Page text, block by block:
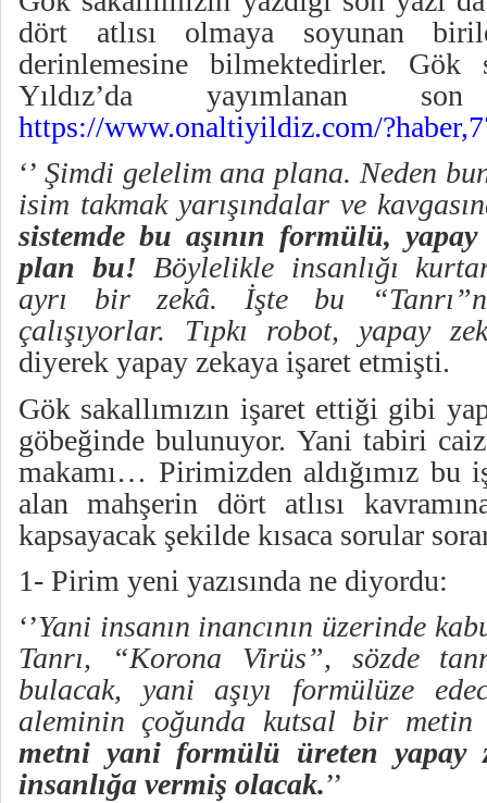
dört atlısı olmaya soyunan
derinlemesine bilmektedirler. Gök
Yıldız’da yayımlanan
https://www.onaltiyildiz.com/
‘’ Şimdi gelelim ana plana. Neden
isim takmak yarışındalar ve
sistemde bu aşının formülü, yapay
plan bu! Böylelikle insanlığı
ayrı bir zekâ. İşte bu
çalışıyorlar. Tıpkı robot, yapay
diyerek yapay zekaya işaret etmişti.
Gök sakallımızın işaret ettiği gibi
göbeğinde bulunuyor. Yani tabiri
makamı… Pirimizden aldığımız bu
alan mahşerin dört atlısı
kapsayacak şekilde kısaca sorular
1- Pirim yeni yazısında ne diyordu:
‘’Yani insanın inancının üzerinde
Tanrı, “Korona Virüs”, sözde
bulacak, yani aşıyı formülüze
aleminin çoğunda kutsal bir
metni yani formülü üreten yapay
insanlığa vermiş olacak.’’